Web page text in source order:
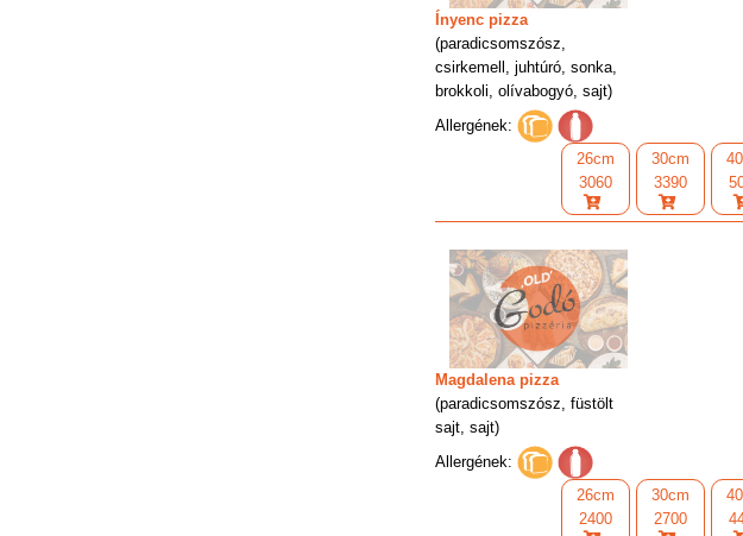
Ínyenc pizza
(paradicsomszósz,
csirkemell, juhtúró, sonka,
brokkoli, olívabogyó, sajt)
Allergének:
26cm
3060
30cm
3390
Magdalena pizza
(paradicsomszósz, füstölt
sajt, sajt)
Allergének:
26cm
2400
30cm
2700